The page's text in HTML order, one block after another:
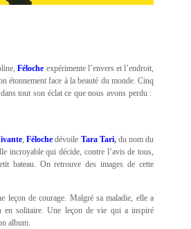
Féloche expérimente l’envers et l’endroit,
étonnement face à la beauté du monde. Cinq
tout son éclat ce que nous avons perdu :
,Féloche dévoile Tara Tari,du nom du
incroyable qui décide, contre l’avis de tous,
bateau. On retrouve des images de cette
leçon de courage. Malgré sa maladie, elle a
en solitaire. Une leçon de vie qui a inspiré
album.